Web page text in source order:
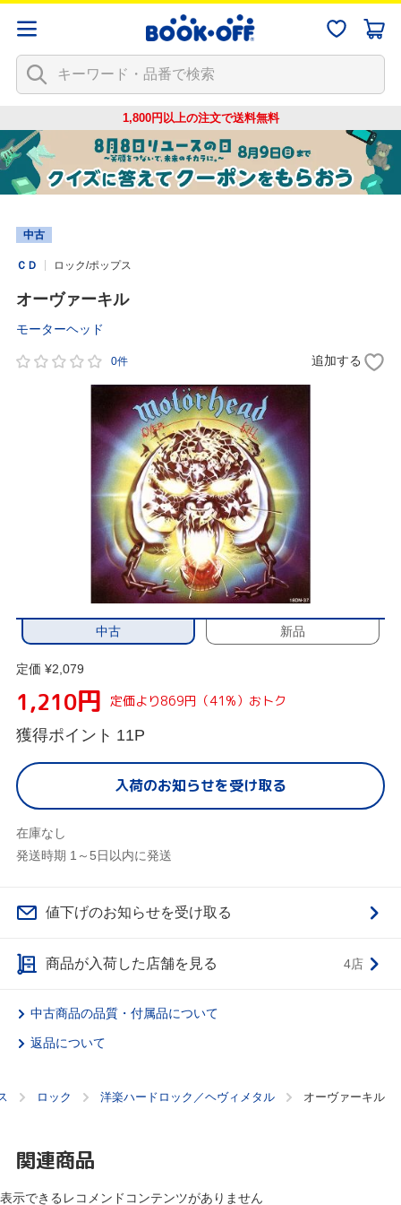
1,800円以上の注文で送料無料
中古
ＣＤ ロック/ポップス
オーヴァーキル
モーターヘッド
0件 追加する
中古 新品
定価 ¥2,079
1,210円 定価より869円（41%）おトク
獲得ポイント 11P
入荷のお知らせを受け取る
在庫なし
発送時期 1～5日以内に発送
値下げのお知らせを受け取る
商品が入荷した店舗を見る 4店
中古商品の品質・付属品について
返品について
ロック 洋楽ハードロック／ヘヴィメタル オーヴァーキル
関連商品
表示できるレコメンドコンテンツがありません